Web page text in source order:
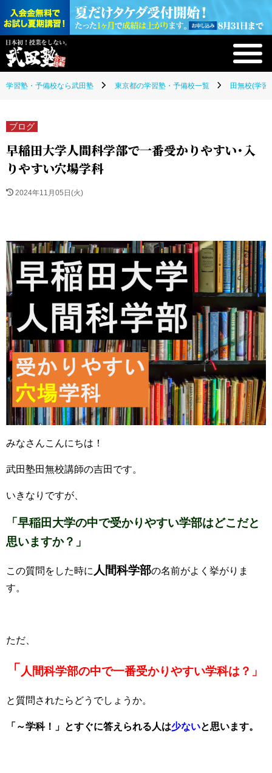
学習塾・予備校なら武田塾 東京都の学習塾・予備校一覧 田無校(学習
ブログ
早稲田大学人間科学部で一番受かりやすい・入
りやすい穴場学科
2024年11月05日(火)
みなさんこんにちは！
武田塾田無校講師の吉田です。
いきなりですが、
「早稲田大学の中で受かりやすい学部はどこだと
思いますか？」
この質問をした時に人間科学部の名前がよく挙がりま
す。
ただ、
「 人間科学部の中で一番受かりやすい学科は？」
と質問されたらどうでしょうか。
「～学科！」とすぐに答えられる人は少ないと思います。